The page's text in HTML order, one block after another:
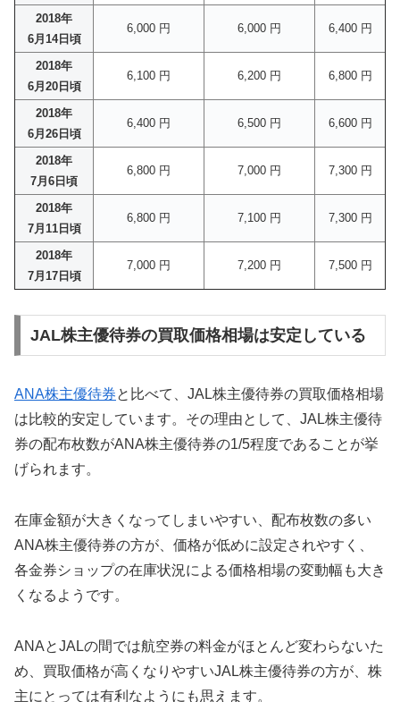
2018年
6月14日頃
6,000 円 6,000 円 6,400 円
2018年
6月20日頃
6,100 円 6,200 円 6,800 円
2018年
6月26日頃
6,400 円 6,500 円 6,600 円
2018年
7月6日頃
6,800 円 7,000 円 7,300 円
2018年
7月11日頃
6,800 円 7,100 円 7,300 円
2018年
7月17日頃
7,000 円 7,200 円 7,500 円
JAL株主優待券の買取価格相場は安定している
ANA株主優待券と比べて、JAL株主優待券の買取価格相場
は比較的安定しています。その理由として、JAL株主優待
券の配布枚数がANA株主優待券の1/5程度であることが挙
げられます。
在庫金額が大きくなってしまいやすい、配布枚数の多い
ANA株主優待券の方が、価格が低めに設定されやすく、
各金券ショップの在庫状況による価格相場の変動幅も大き
くなるようです。
ANAとJALの間では航空券の料金がほとんど変わらないた
め、買取価格が高くなりやすいJAL株主優待券の方が、株
主にとっては有利なようにも思えます。